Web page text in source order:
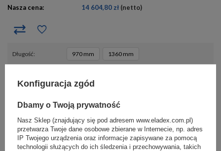
Nasza cena: 14 604,80 zł (netto)
długość 970 mm 1360 mm
Konfiguracja zgód
Dbamy o Twoją prywatność
Nasz Sklep (znajdujący się pod adresem www.eladex.com.pl)
przetwarza Twoje dane osobowe zbierane w Internecie, np. adres
IP Twojego urządzenia oraz informacje zapisywane za pomocą
technologii służących do ich śledzenia i przechowywania, takich